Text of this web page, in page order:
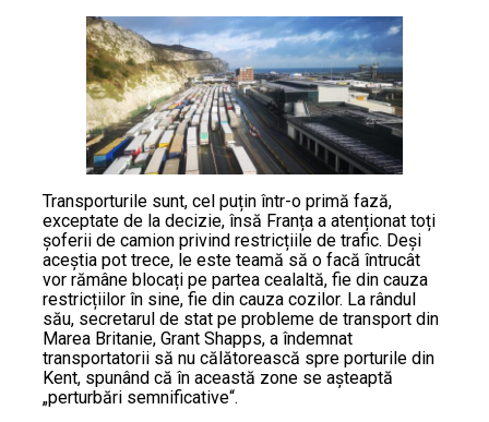
Transporturile sunt, cel puțin într-o primă fază,
exceptate de la decizie, însă Franța a atenționat toți
șoferii de camion privind restricțiile de trafic. Deși
aceștia pot trece, le este teamă să o facă întrucât
vor rămâne blocați pe partea cealaltă, fie din cauza
restricțiilor în sine, fie din cauza cozilor. La rândul
său, secretarul de stat pe probleme de transport din
Marea Britanie, Grant Shapps, a îndemnat
transportatorii să nu călătorească spre porturile din
Kent, spunând că în această zone se așteaptă
„perturbări semnificative“.